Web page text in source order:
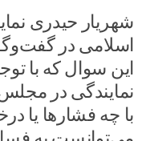
شهریار حیدری
اسلامی در گفت‌وگو
این سوال که با
نمایندگی در مجلس
با چه فشارها یا